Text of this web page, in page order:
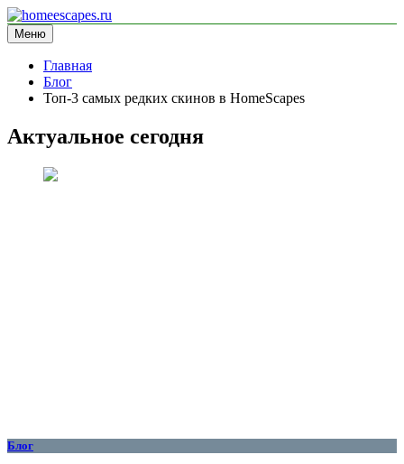
Перейти
к
содержимому
homeescapes.ru
информационный сайт
Меню
Главная
Блог
Топ-3 самых редких скинов в HomeScapes
Актуальное сегодня
Блог